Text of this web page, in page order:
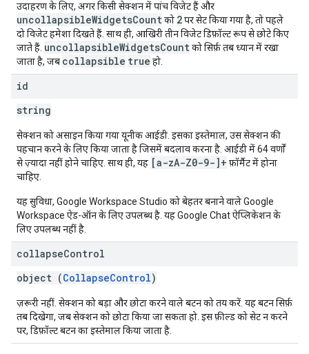
उदाहरण के लिए, अगर किसी सेक्शन में पांच विजेट हैं और
uncollapsibleWidgetsCountको 2पर सेट किया गया है, तो पहले
दो विजेट हमेशा दिखते हैं. साथ ही, आखिरी तीन विजेट डिफ़ॉल्ट रूप से छोटे किए
जाते हैं. uncollapsibleWidgetsCountको सिर्फ़ तब ध्यान में रखा
जाता है, जब collapsible true हो.
id
string
सेक्शन को असाइन किया गया यूनीक आईडी. इसका इस्तेमाल, उस सेक्शन की
पहचान करने के लिए किया जाता है जिसमें बदलाव करना है. आईडी में 64 वर्णों
से ज़्यादा नहीं होने चाहिए. साथ ही, यह [a-zA-Z0-9-]+ फ़ॉर्मैट में होना
चाहिए.
यह सुविधा, Google Workspace Studio को बेहतर बनाने वाले Google
Workspace ऐड-ऑन के लिए उपलब्ध है. यह Google Chat ऐप्लिकेशन के
लिए उपलब्ध नहीं है.
collapseControl
object (CollapseControl)
ज़रूरी नहीं. सेक्शन को बड़ा और छोटा करने वाले बटन को तय करें. यह बटन सिर्फ़
तब दिखेगा, जब सेक्शन को छोटा किया जा सकता हो. इस फ़ील्ड को सेट न करने
पर, डिफ़ॉल्ट बटन का इस्तेमाल किया जाता है.